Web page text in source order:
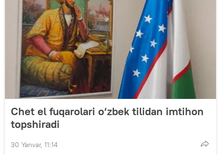
Chet el fuqarolari o‘zbek tilidan imtihon
topshiradi
30 Yanvar, 11:14